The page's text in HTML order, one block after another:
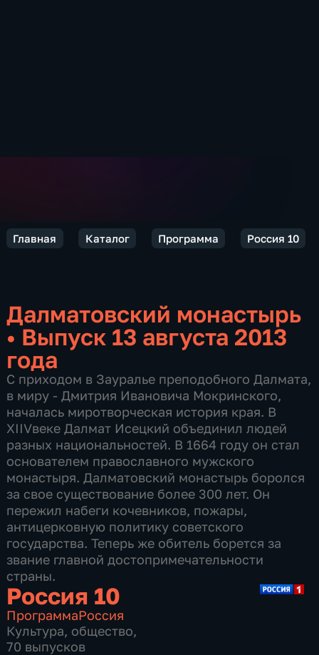
Главная Каталог Программа Россия 10
Далматовский монастырь
• Выпуск 13 августа 2013
года
С приходом в Зауралье преподобного Далмата,
в миру - Дмитрия Ивановича Мокринского,
началась миротворческая история края. В
XIIVвеке Далмат Исецкий объединил людей
разных национальностей. В 1664 году он стал
основателем православного мужского
монастыря. Далматовский монастырь боролся
за свое существование более 300 лет. Он
пережил набеги кочевников, пожары,
антицерковную политику советского
государства. Теперь же обитель борется за
звание главной достопримечательности
страны.
Россия 10
ПрограммаРоссия
Культура, общество,
70 выпусков